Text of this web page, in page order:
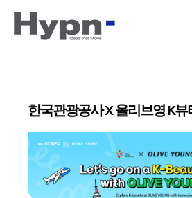
한국관광공사 X 올리브영 K뷰